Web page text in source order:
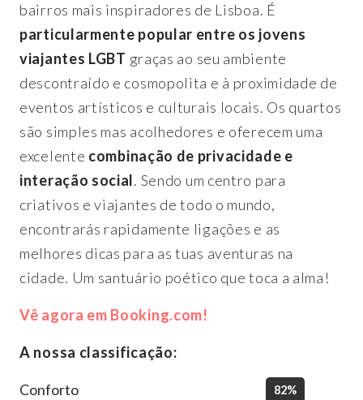
bairros mais inspiradores de Lisboa. É
particularmente popular entre os jovens
viajantes LGBT graças ao seu ambiente
descontraído e cosmopolita e à proximidade de
eventos artísticos e culturais locais. Os quartos
são simples mas acolhedores e oferecem uma
excelente combinação de privacidade e
interação social. Sendo um centro para
criativos e viajantes de todo o mundo,
encontrarás rapidamente ligações e as
melhores dicas para as tuas aventuras na
cidade. Um santuário poético que toca a alma!
Vê agora em Booking.com!
A nossa classificação:
Conforto 82%